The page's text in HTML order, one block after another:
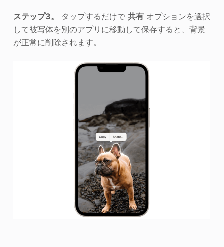
ステップ3。 タップするだけで 共有オプションを選択
して被写体を別のアプリに移動して保存すると、背景
が正常に削除されます。